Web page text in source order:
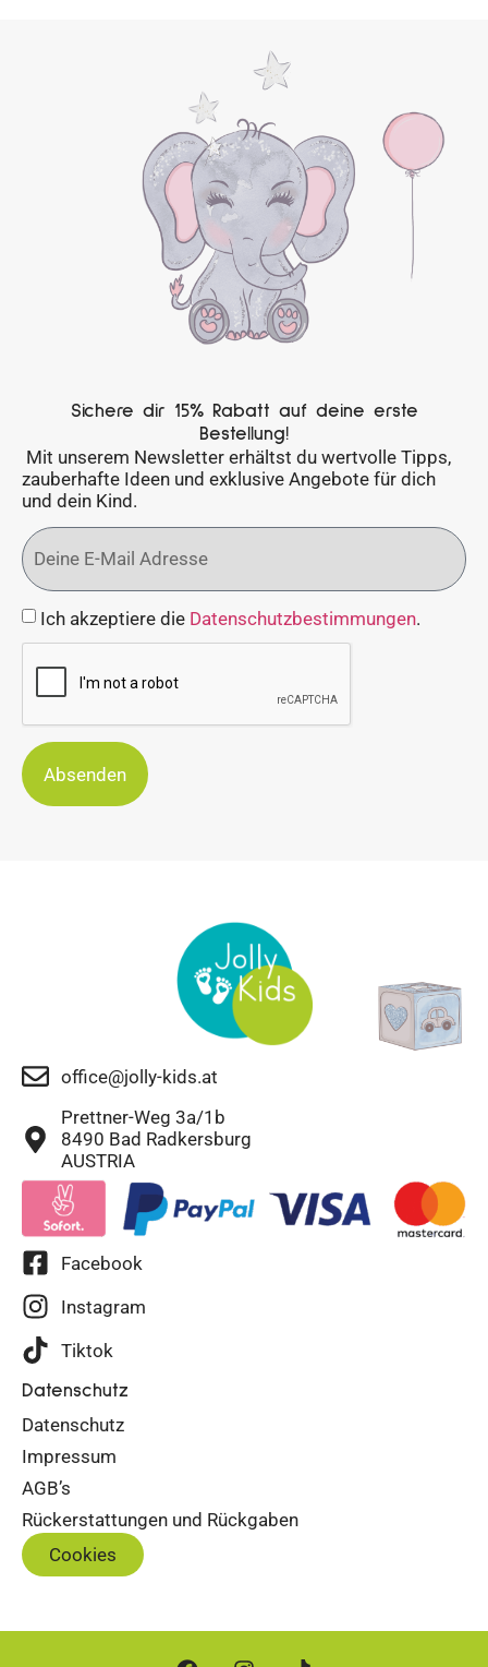
Sichere dir 15% Rabatt auf deine erste
Bestellung!
Mit unserem Newsletter erhältst du wertvolle Tipps,
zauberhafte Ideen und exklusive Angebote für dich
und dein Kind.
Ich akzeptiere die Datenschutzbestimmungen.
Absenden
office@jolly-kids.at
Prettner-Weg 3a/1b
8490 Bad Radkersburg
AUSTRIA
Facebook
Instagram
Tiktok
Datenschutz
Datenschutz
Impressum
AGB’s
Rückerstattungen und Rückgaben
Cookies